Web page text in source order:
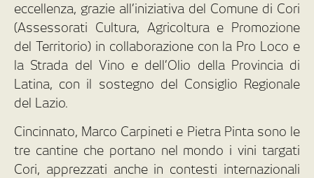
eccellenza, grazie all’iniziativa del Comune di Cori
(Assessorati Cultura, Agricoltura e Promozione
del Territorio) in collaborazione con la Pro Loco e
la Strada del Vino e dell’Olio della Provincia di
Latina, con il sostegno del Consiglio Regionale
del Lazio.
Cincinnato, Marco Carpineti e Pietra Pinta sono le
tre cantine che portano nel mondo i vini targati
Cori, apprezzati anche in contesti internazionali